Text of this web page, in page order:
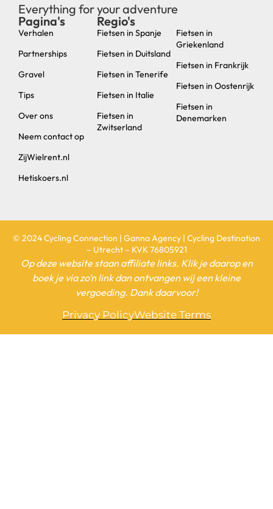
Everything for your adventure
Pagina's
Verhalen
Partnerships
Gravel
Tips
Over ons
Neem contact op
ZijWielrent.nl
Hetiskoers.nl
Regio's
Fietsen in Spanje
Fietsen in Duitsland
Fietsen in Tenerife
Fietsen in Italie
Fietsen in
Zwitserland
Fietsen in
Griekenland
Fietsen in Frankrijk
Fietsen in Oostenrijk
Fietsen in
Denemarken
© 2024 Cycling Connection | Ganna Agency | Cycling Destination
– Utrecht – KVK 76805921
Op deze website staan affiliate links. Klik je daarop en
boek je via zo’n link dan ontvangen wij een kleine
vergoeding. Dank daarvoor!
Privacy PolicyWebsite Terms